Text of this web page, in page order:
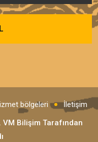
bölgeleri
İletişim
VM Bilişim Tarafından